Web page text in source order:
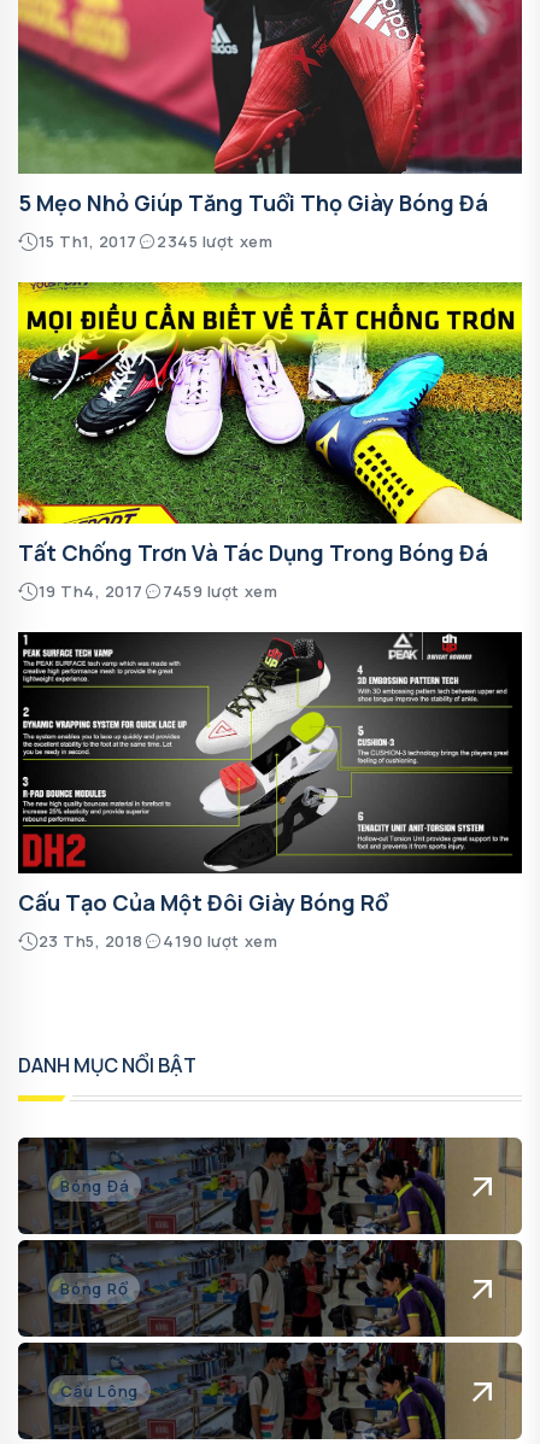
5 Mẹo Nhỏ Giúp Tăng Tuổi Thọ Giày Bóng Đá
15 Th1, 2017 2345 lượt xem
Tất Chống Trơn Và Tác Dụng Trong Bóng Đá
19 Th4, 2017 7459 lượt xem
Cấu Tạo Của Một Đôi Giày Bóng Rổ
23 Th5, 2018 4190 lượt xem
DANH MỤC NỔI BẬT
Bóng Đá
Bóng Rổ
Cầu Lông